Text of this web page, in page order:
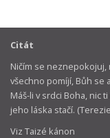
Citát
Ničím se neznepokojuj,
všechno pomíjí, Bůh se
Máš-li v srdci Boha, nic
jeho láska stačí.
Viz Taizé kánon